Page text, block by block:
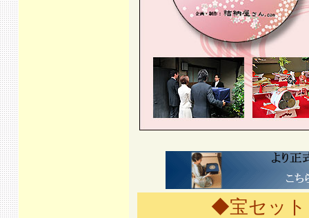
◆宝セット